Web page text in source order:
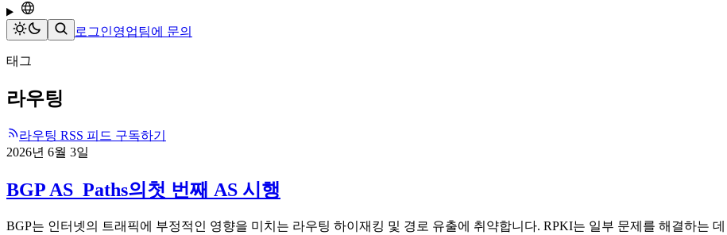
로그인영업팀에 문의
태그
라우팅
라우팅 RSS 피드 구독하기
2026년 6월 3일
BGP AS_Paths의첫 번째 AS 시행
BGP는 인터넷의 트래픽에 부정적인 영향을 미치는 라우팅 하이재킹 및 경로 유출에 취약합니다. RPKI는 일부 문제를 해결하는